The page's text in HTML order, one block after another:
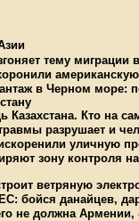
тему миграции
в Черном море:
Казахстана. Кто на
разрушает и
уличную
зону контроля на
ветряную
ЕС: бойся данайцев,
не должна Армении,